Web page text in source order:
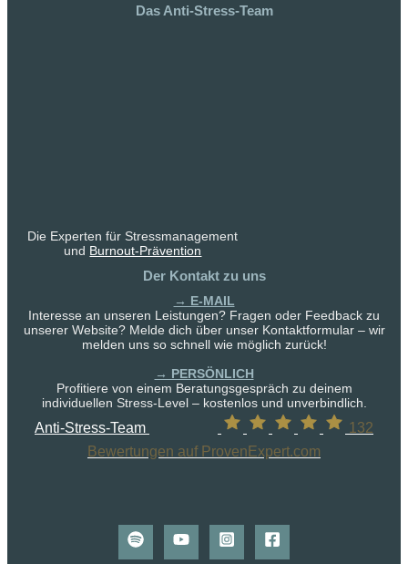
Das Anti-Stress-Team
Die Experten für Stressmanagement
und Burnout-Prävention
Der Kontakt zu uns
→ E-MAIL
Interesse an unseren Leistungen? Fragen oder Feedback zu
unserer Website? Melde dich über unser Kontaktformular – wir
melden uns so schnell wie möglich zurück!
→ PERSÖNLICH
Profitiere von einem Beratungsgespräch zu deinem
individuellen Stress-Level – kostenlos und unverbindlich.
Anti-Stress-Team
132
Bewertungen auf ProvenExpert.com